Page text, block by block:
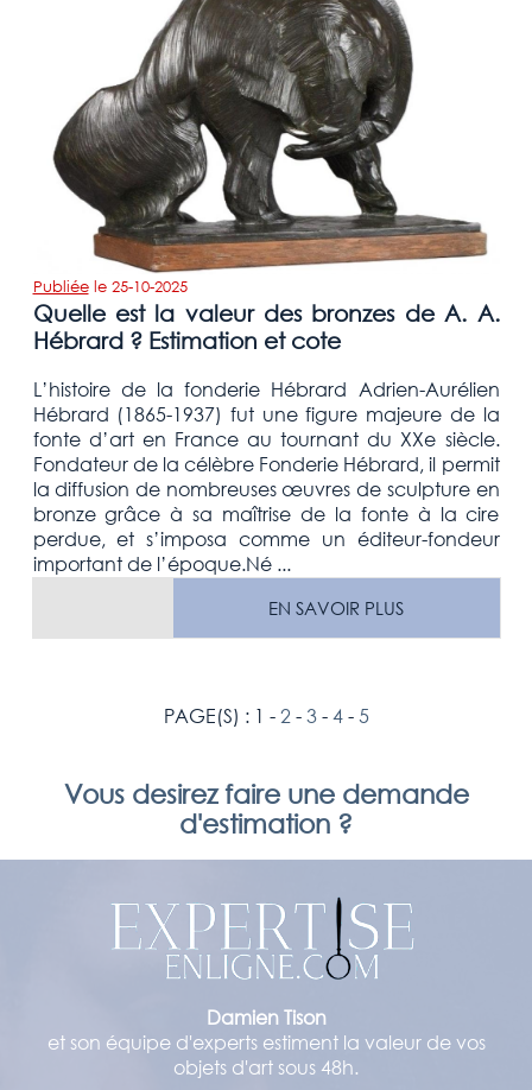
Publiéele 25-10-2025
Quelle est la valeur des bronzes de A. A.
Hébrard ? Estimation et cote
L’histoire de la fonderie Hébrard Adrien-Aurélien
Hébrard (1865-1937) fut une figure majeure de la
fonte d’art en France au tournant du XXe siècle.
Fondateur de la célèbre Fonderie Hébrard, il permit
la diffusion de nombreuses œuvres de sculpture en
bronze grâce à sa maîtrise de la fonte à la cire
perdue, et s’imposa comme un éditeur-fondeur
important de l’époque.Né ...
EN SAVOIR PLUS
PAGE(S) : 1 -2 -3-4-5
Vous desirez faire une demande
d'estimation ?
Damien Tison
et son équipe d'experts estiment la valeur de vos
objets d'art sous 48h.